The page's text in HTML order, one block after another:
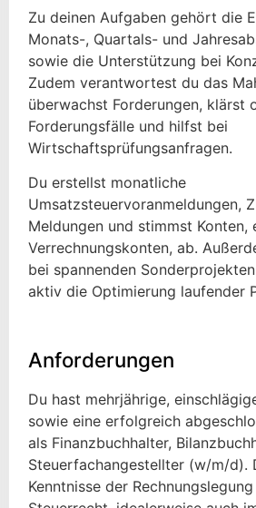
Zu deinen Aufgaben gehört die
Monats-, Quartals- und
sowie die Unterstützung bei
Zudem verantwortest du das
überwachst Forderungen, klärst
Forderungsfälle und hilfst bei
Wirtschaftsprüfungsanfragen.
Du erstellst monatliche
Umsatzsteuervoranmeldungen,
Meldungen und stimmst Konten,
Verrechnungskonten, ab.
bei spannenden
aktiv die Optimierung laufender
Anforderungen
Du hast mehrjährige,
sowie eine erfolgreich
als Finanzbuchhalter,
Steuerfachangestellter (w/m/d).
Kenntnisse der